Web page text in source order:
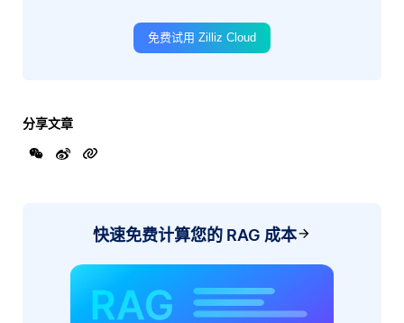
免费试用 Zilliz Cloud
分享文章
快速免费计算您的 RAG 成本